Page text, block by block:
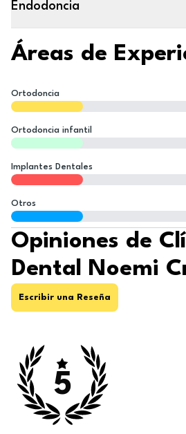
Endodoncia
Áreas de
Ortodoncia
Ortodoncia infantil
Implantes Dentales
Otros
Opiniones de
Dental Noemi
Escribir una Reseña
5